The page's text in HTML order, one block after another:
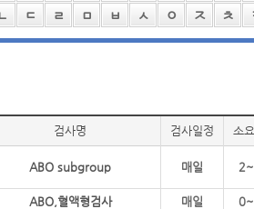
ㄷ ㄹ ㅁ ㅂ ㅅ ㅇ ㅈ ㅊ
검사명 검사일정 소
ABO subgroup 매일
ABO,혈액형검사 매일